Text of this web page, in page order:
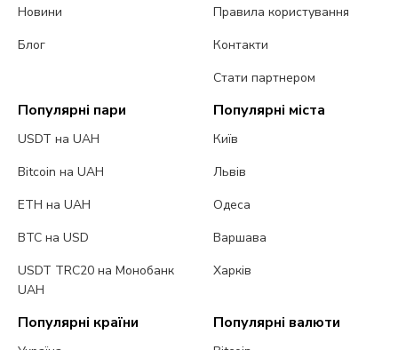
Новини
Блог
Правила користування
Контакти
Стати партнером
Популярні пари
USDT на UAH
Bitcoin на UAH
ETH на UAH
BTC на USD
USDT TRC20 на Монобанк
UAH
Популярні міста
Київ
Львів
Одеса
Варшава
Харків
Популярні країни Популярні валюти